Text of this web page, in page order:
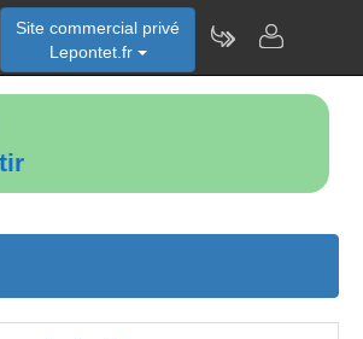
Site commercial privé
Lepontet.fr